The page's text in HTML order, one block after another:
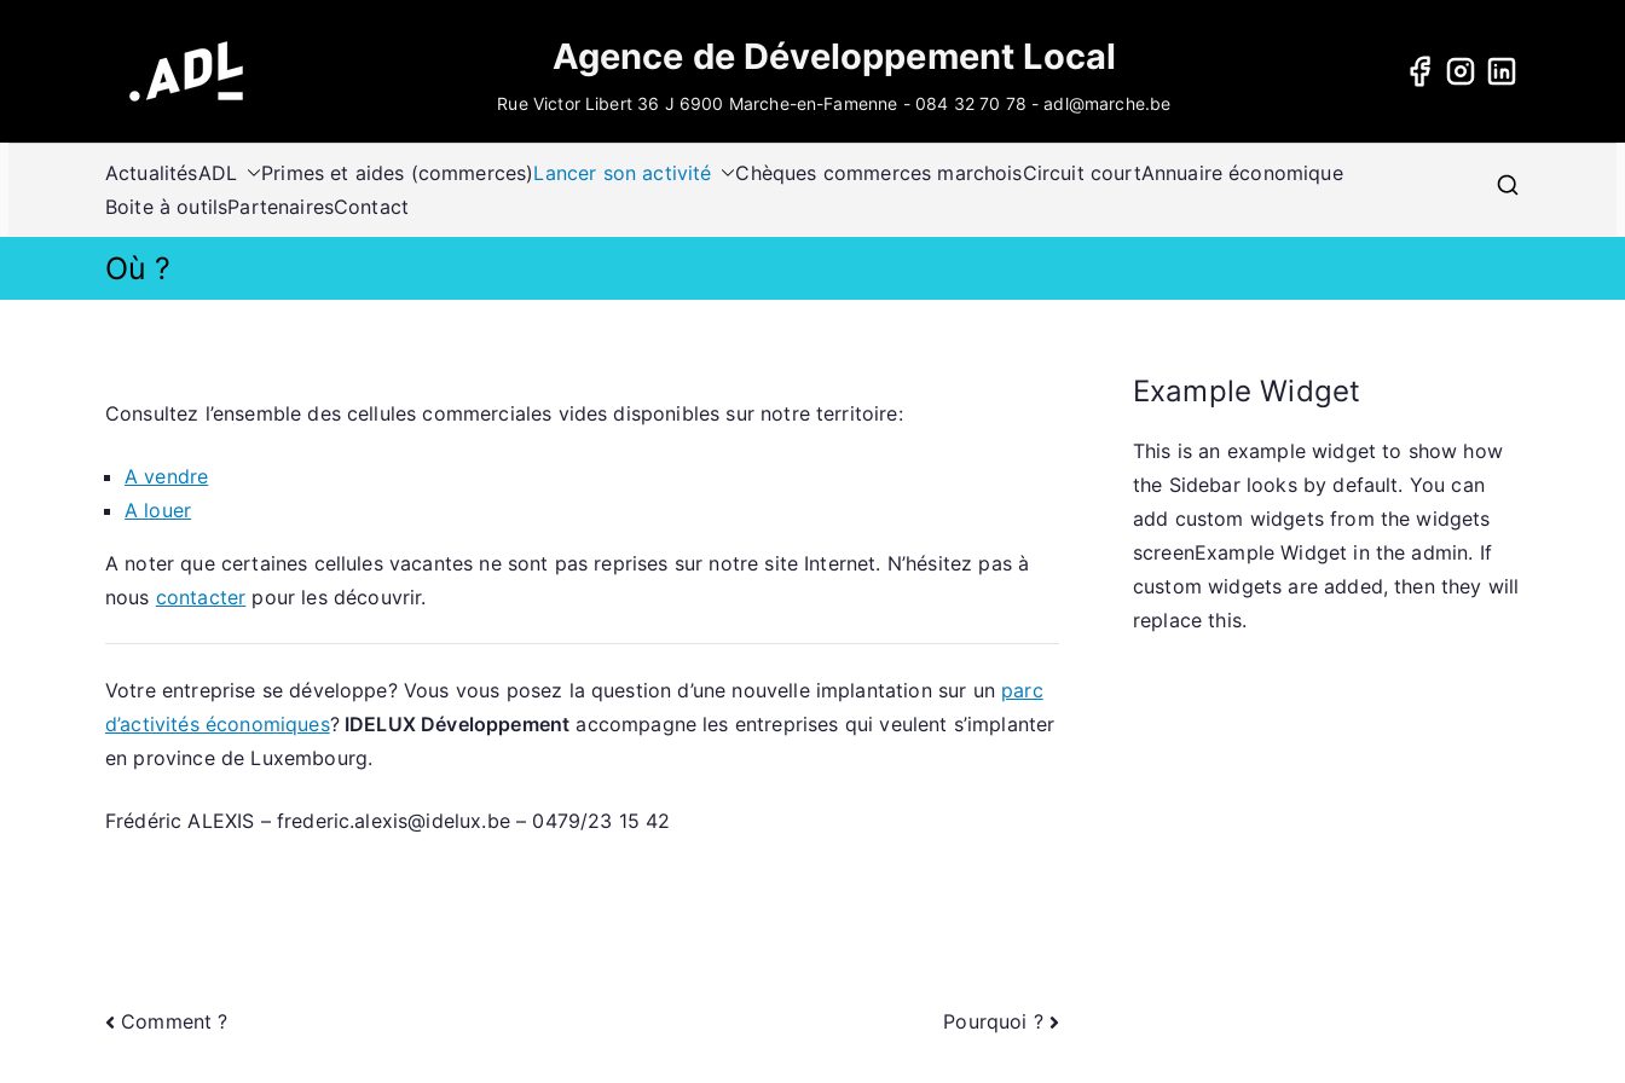
Agence de Développement Local
Rue Victor Libert 36 J 6900 Marche-en-Famenne - 084 32 70 78 - adl@marche.be
ActualitésADL Primes et aides (commerces)Lancer son activité Chèques commerces marchoisCircuit courtAnnuaire économique
Boite à outilsPartenairesContact
Où ?
Consultez l’ensemble des cellules commerciales vides disponibles sur notre territoire:
A vendre
A louer
A noter que certaines cellules vacantes ne sont pas reprises sur notre site Internet. N’hésitez pas à
nous contacter pour les découvrir.
Votre entreprise se développe? Vous vous posez la question d’une nouvelle implantation sur un parc
d’activités économiques?IDELUX Développement accompagne les entreprises qui veulent s’implanter
en province de Luxembourg.
Frédéric ALEXIS – frederic.alexis@idelux.be – 0479/23 15 42
Navigation
Comment ? Pourquoi ?
Example Widget
This is an example widget to show how
the Sidebar looks by default. You can
add custom widgets from the widgets
screenExample Widget in the admin. If
custom widgets are added, then they will
replace this.